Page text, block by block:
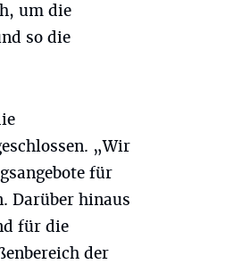
um die
so die
„Wir
für
Darüber hinaus
für die
der